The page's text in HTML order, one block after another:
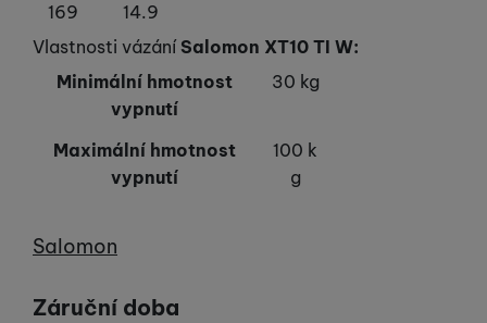
169
14.9
Vlastnosti vázáníSalomon XT10 TI W:
Minimální hmotnost
vypnutí
30 kg
Maximální hmotnost
vypnutí
100 k
g
Výrobce
Salomon
Záruční doba